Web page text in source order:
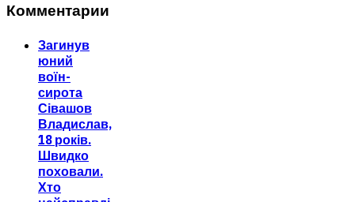
Комментарии
Загинув
юний
воїн-
сирота
Сівашов
Владислав,
18 років.
Швидко
поховали.
Хто